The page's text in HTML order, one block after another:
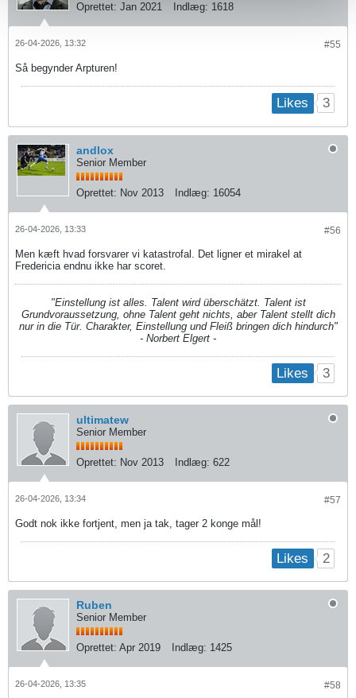
Oprettet: Jan 2021 Indlæg: 1618
#55
26-04-2026, 13:32
Så begynder Arpturen!
Likes 3
andlox
Senior Member
Oprettet: Nov 2013 Indlæg: 16054
#56
26-04-2026, 13:33
Men kæft hvad forsvarer vi katastrofal. Det ligner et mirakel at
Fredericia endnu ikke har scoret.
"Einstellung ist alles. Talent wird überschätzt. Talent ist
Grundvoraussetzung, ohne Talent geht nichts, aber Talent stellt dich
nur in die Tür. Charakter, Einstellung und Fleiß bringen dich hindurch"
- Norbert Elgert -
Likes 3
ultimatew
Senior Member
Oprettet: Nov 2013 Indlæg: 622
#57
26-04-2026, 13:34
Godt nok ikke fortjent, men ja tak, tager 2 konge mål!
Likes 2
Ruben
Senior Member
Oprettet: Apr 2019 Indlæg: 1425
#58
26-04-2026, 13:35